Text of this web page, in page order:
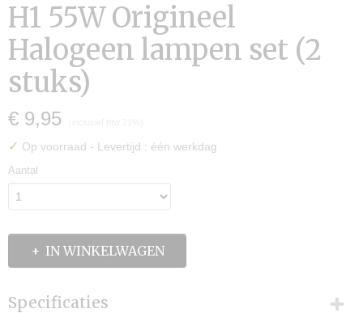
H1 55W Origineel
Halogeen lampen set (2
stuks)
€ 9,95
✓ Op voorraad - Levertijd : één werkdag
Aantal
IN WINKELWAGEN
Specificaties